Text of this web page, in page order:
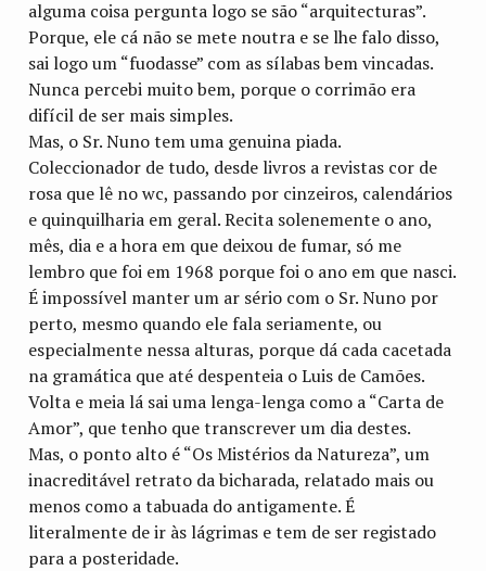
alguma coisa pergunta logo se são “arquitecturas”.
Porque, ele cá não se mete noutra e se lhe falo disso,
sai logo um “fuodasse” com as sílabas bem vincadas.
Nunca percebi muito bem, porque o corrimão era
difícil de ser mais simples.
Mas, o Sr. Nuno tem uma genuina piada.
Coleccionador de tudo, desde livros a revistas cor de
rosa que lê no wc, passando por cinzeiros, calendários
e quinquilharia em geral. Recita solenemente o ano,
mês, dia e a hora em que deixou de fumar, só me
lembro que foi em 1968 porque foi o ano em que nasci.
É impossível manter um ar sério com o Sr. Nuno por
perto, mesmo quando ele fala seriamente, ou
especialmente nessa alturas, porque dá cada cacetada
na gramática que até despenteia o Luis de Camões.
Volta e meia lá sai uma lenga-lenga como a “Carta de
Amor”, que tenho que transcrever um dia destes.
Mas, o ponto alto é “Os Mistérios da Natureza”, um
inacreditável retrato da bicharada, relatado mais ou
menos como a tabuada do antigamente. É
literalmente de ir às lágrimas e tem de ser registado
para a posteridade.